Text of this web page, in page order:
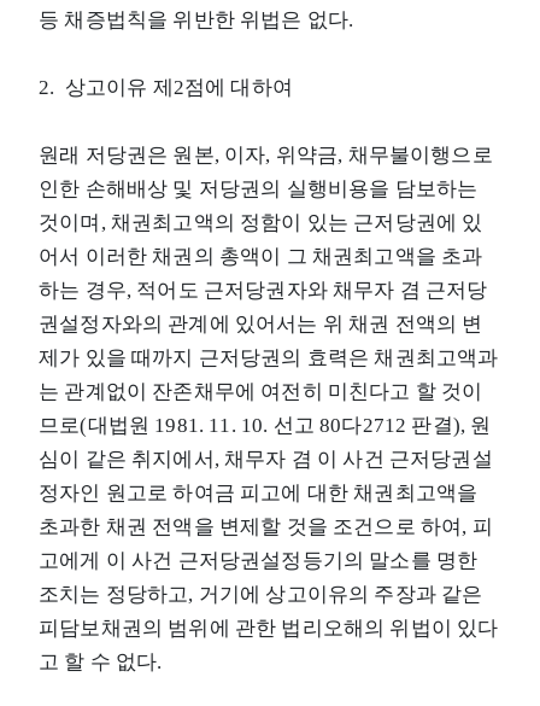
등 채증법칙을 위반한 위법은 없다.
2. 상고이유 제2점에 대하여
원래 저당권은 원본, 이자, 위약금, 채무불이행으로
인한 손해배상 및 저당권의 실행비용을 담보하는
것이며, 채권최고액의 정함이 있는 근저당권에 있
어서 이러한 채권의 총액이 그 채권최고액을 초과
하는 경우, 적어도 근저당권자와 채무자 겸 근저당
권설정자와의 관계에 있어서는 위 채권 전액의 변
제가 있을 때까지 근저당권의 효력은 채권최고액과
는 관계없이 잔존채무에 여전히 미친다고 할 것이
므로(대법원 1981. 11. 10. 선고 80다2712 판결), 원
심이 같은 취지에서, 채무자 겸 이 사건 근저당권설
정자인 원고로 하여금 피고에 대한 채권최고액을
초과한 채권 전액을 변제할 것을 조건으로 하여, 피
고에게 이 사건 근저당권설정등기의 말소를 명한
조치는 정당하고, 거기에 상고이유의 주장과 같은
피담보채권의 범위에 관한 법리오해의 위법이 있다
고 할 수 없다.